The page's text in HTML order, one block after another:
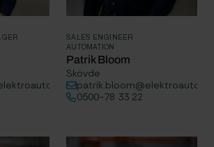
SALES ENGINEER
AUTOMATION
Patrik Bloom
Skövde
0500-78 33 22